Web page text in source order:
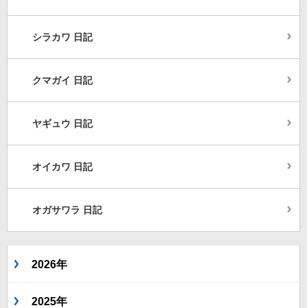
シラカワ 日記
クマガイ 日記
ヤギュウ 日記
オイカワ 日記
オガサワラ 日記
2026年
2025年